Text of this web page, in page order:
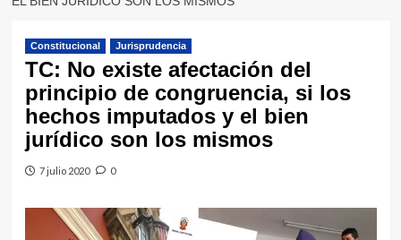
Constitucional Jurisprudencia
TC: No existe afectación del
principio de congruencia, si los
hechos imputados y el bien
jurídico son los mismos
7 julio 2020 0